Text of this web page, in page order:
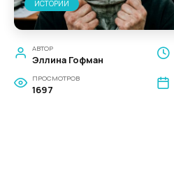
ИСТОРИИ
АВТОР
Эллина Гофман
ПРОСМОТРОВ
1697